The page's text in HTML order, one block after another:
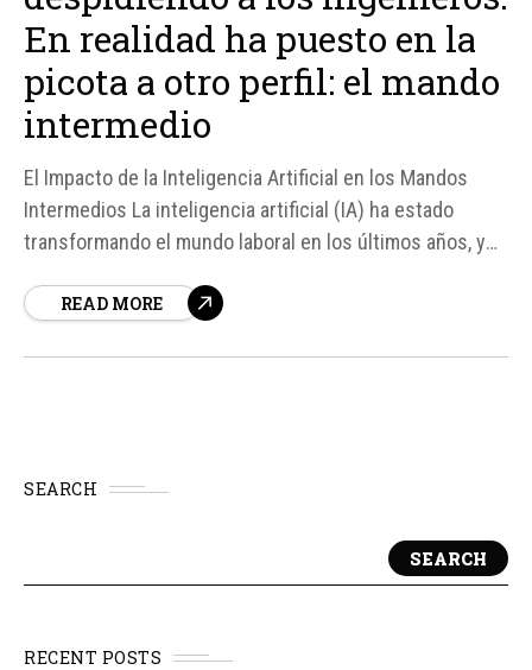
En realidad ha puesto en la
picota a otro perfil: el mando
intermedio
El Impacto de la Inteligencia Artificial en los Mandos
Intermedios La inteligencia artificial (IA) ha estado
transformando el mundo laboral en los últimos años, y
el de los mandos intermedios. Según fuentes, la IA está
READ MORE
SEARCH
SEARCH
RECENT POSTS